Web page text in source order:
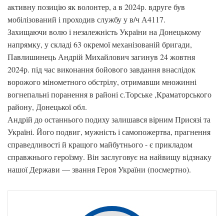
активну позицію як волонтер, а в 2024р. вдруге був
мобілізований і проходив службу у в/ч А4117.
Захищаючи волю і незалежність України на Донецькому
напрямку, у складі 63 окремої механізованій бригади,
Павлишинець Андрій Михайлович загинув 24 жовтня
2024р. під час виконання бойового завдання внаслідок
ворожого мінометного обстрілу, отримавши множинні
вогнепальні поранення в районі с.Торське ,Краматорського
району, Донецької обл.
Андрій до останнього подиху залишався вірним Присязі та
Україні. Його подвиг, мужність і самопожертва, прагнення
справедливості й кращого майбутнього - є прикладом
справжнього героїзму. Він заслуговує на найвищу відзнаку
нашої Держави — звання Героя України (посмертно).